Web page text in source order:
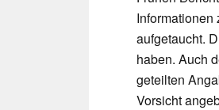
aufgetaucht.
haben. Auch
geteilten
Vorsicht